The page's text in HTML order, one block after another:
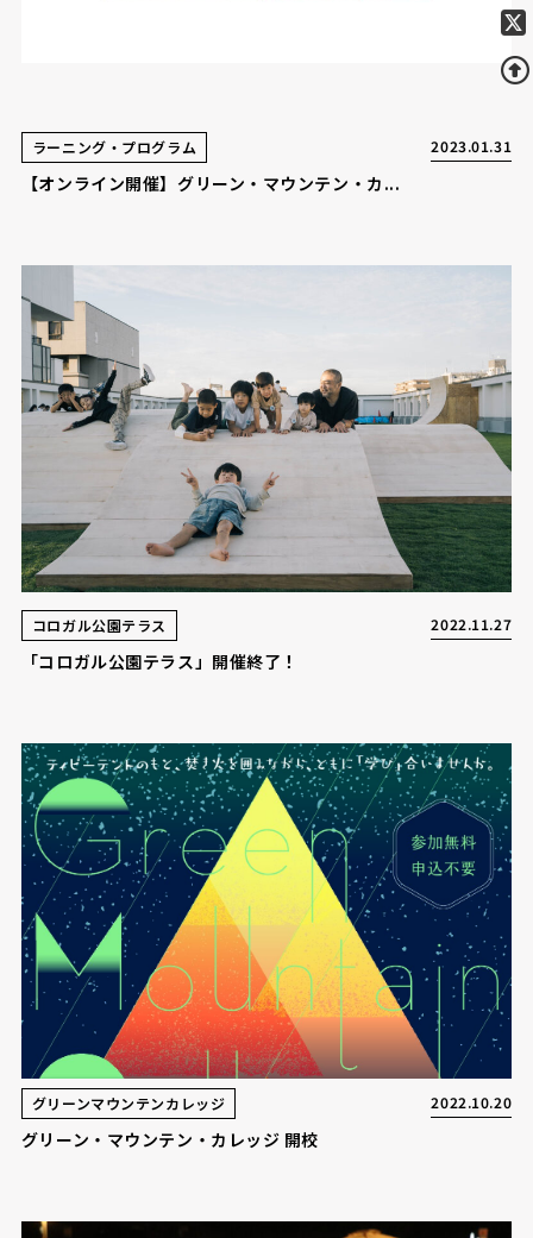
ラーニング・プログラム 2023.01.31
【オンライン開催】グリーン・マウンテン・カ...
コロガル公園テラス 2022.11.27
「コロガル公園テラス」開催終了！
グリーンマウンテンカレッジ 2022.10.20
グリーン・マウンテン・カレッジ 開校